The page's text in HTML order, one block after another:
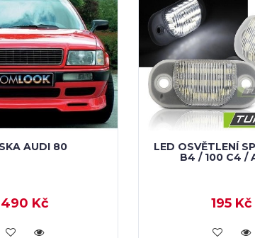
AUDI 80
490 Kč
KOUPIT
LED OSVĚTLENÍ
B4 / 100 C4 /
195 Kč
KOUPIT